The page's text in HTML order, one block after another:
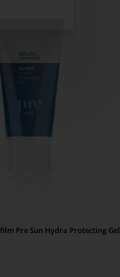
Pre Sun Hydra Protecting Gel